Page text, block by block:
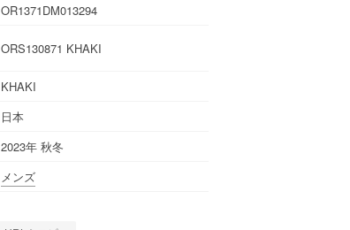
OR1371DM013294
ORS130871 KHAKI
KHAKI
日本
2023年 秋冬
メンズ